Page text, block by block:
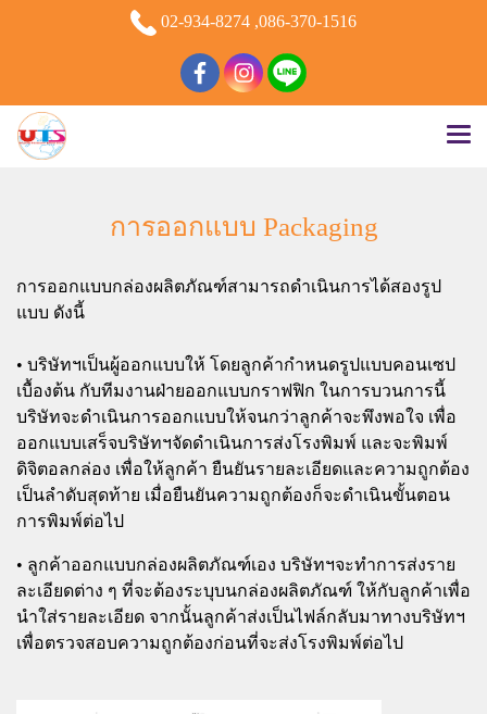
02-934-8274 ,086-370-1516
การออกแบบ Packaging
การออกแบบกล่องผลิตภัณฑ์สามารถดำเนินการได้สองรูป
แบบ ดังนี้
• บริษัทฯเป็นผู้ออกแบบให้ โดยลูกค้ากำหนดรูปแบบคอนเซป
เบื้องต้น กับทีมงานฝ่ายออกแบบกราฟฟิก ในการบวนการนี้
บริษัทจะดำเนินการออกแบบให้จนกว่าลูกค้าจะพึงพอใจ เพื่อ
ออกแบบเสร็จบริษัทฯจัดดำเนินการส่งโรงพิมพ์ และจะพิมพ์
ดิจิตอลกล่อง เพื่อให้ลูกค้า ยืนยันรายละเอียดและความถูกต้อง
เป็นลำดับสุดท้าย เมื่อยืนยันความถูกต้องก็จะดำเนินขั้นตอน
การพิมพ์ต่อไป
• ลูกค้าออกแบบกล่องผลิตภัณฑ์เอง บริษัทฯจะทำการส่งราย
ละเอียดต่าง ๆ ที่จะต้องระบุบนกล่องผลิตภัณฑ์ ให้กับลูกค้าเพื่อ
นำใส่รายละเอียด จากนั้นลูกค้าส่งเป็นไฟล์กลับมาทางบริษัทฯ
เพื่อตรวจสอบความถูกต้องก่อนที่จะส่งโรงพิมพ์ต่อไป